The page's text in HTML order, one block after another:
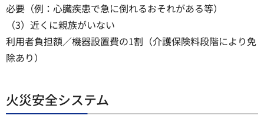
必要（例：心臓疾患で急に倒れるおそれがある等）
（3）近くに親族がいない
利用者負担額／機器設置費の1割（介護保険料段階により免
除あり）
火災安全システム